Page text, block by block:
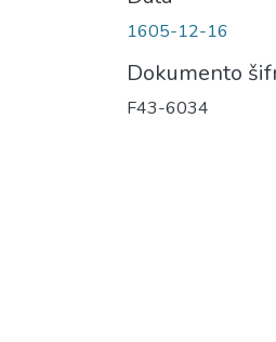
1605-12-16
Dokumento
F43-6034